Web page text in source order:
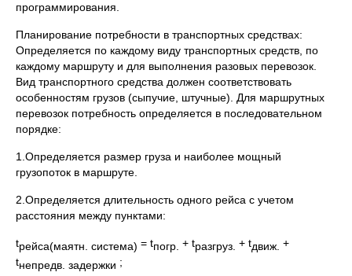
программирования.
Планирование потребности в транспортных средствах:
Определяется по каждому виду транспортных средств, по
каждому маршруту и для выполнения разовых перевозок.
Вид транспортного средства должен соответствовать
особенностям грузов (сыпучие, штучные). Для маршрутных
перевозок потребность определяется в последовательном
порядке:
1.Определяется размер груза и наиболее мощный
грузопоток в маршруте.
2.Определяется длительность одного рейса с учетом
расстояния между пунктами:
tрейса(маятн. система) = tпогр. + tразгруз. + tдвиж. +
tнепредв. задержки ;